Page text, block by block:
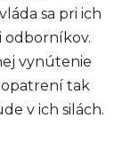
sa pri ich
odborníkov.
vynútenie
tak
v ich silách.